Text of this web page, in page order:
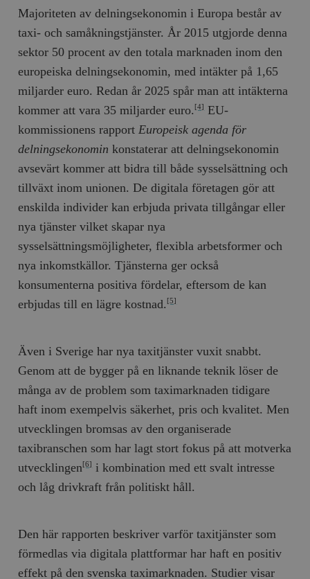
Majoriteten av delningsekonomin i Europa består av
taxi- och samåkningstjänster. År 2015 utgjorde denna
sektor 50 procent av den totala marknaden inom den
europeiska delningsekonomin, med intäkter på 1,65
miljarder euro. Redan år 2025 spår man att intäkterna
kommer att vara 35 miljarder euro. [4] EU-
kommissionens rapportEuropeisk agenda för
delningsekonomin konstaterar att delningsekonomin
avsevärt kommer att bidra till både sysselsättning och
tillväxt inom unionen. De digitala företagen gör att
enskilda individer kan erbjuda privata tillgångar eller
nya tjänster vilket skapar nya
sysselsättningsmöjligheter, flexibla arbetsformer och
nya inkomstkällor. Tjänsterna ger också
konsumenterna positiva fördelar, eftersom de kan
erbjudas till en lägre kostnad. [5]
Även i Sverige har nya taxitjänster vuxit snabbt.
Genom att de bygger på en liknande teknik löser de
många av de problem som taximarknaden tidigare
haft inom exempelvis säkerhet, pris och kvalitet. Men
utvecklingen bromsas av den organiserade
taxibranschen som har lagt stort fokus på att motverka
utvecklingen[6] i kombination med ett svalt intresse
och låg drivkraft från politiskt håll.
Den här rapporten beskriver varför taxitjänster som
förmedlas via digitala plattformar har haft en positiv
effekt på den svenska taximarknaden. Studier visar